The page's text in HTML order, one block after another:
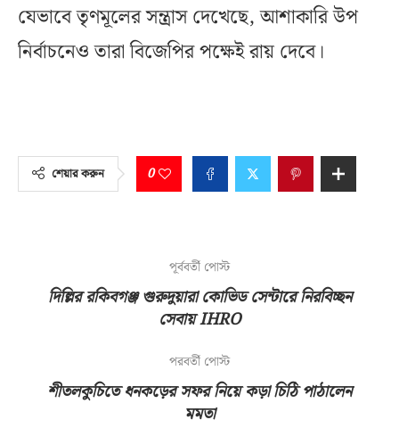
যেভাবে তৃণমূলের সন্ত্রাস দেখেছে, আশাকারি উপ
নির্বাচনেও তারা বিজেপির পক্ষেই রায় দেবে।
শেয়ার করুন 0
পূর্ববর্তী পোস্ট
দিল্লির রকিবগঞ্জ গুরুদুয়ারা কোভিড সেন্টারে নিরবিচ্ছন
সেবায় IHRO
পরবর্তী পোস্ট
শীতলকুচিতে ধনকড়ের সফর নিয়ে কড়া চিঠি পাঠালেন
মমতা